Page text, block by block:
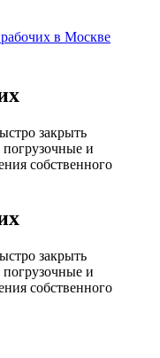
закрыть
погрузочные и
собственного
закрыть
погрузочные и
собственного